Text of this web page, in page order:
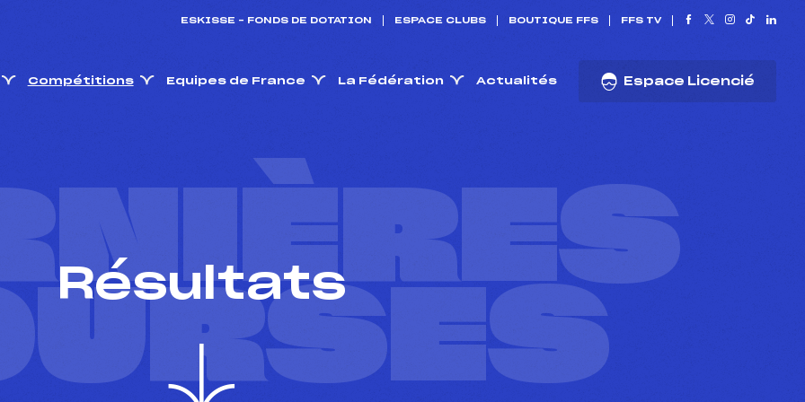
ESKISSE – FONDS DE DOTATION ESPACE CLUBS BOUTIQUE FFS FFS TV
Compétitions Equipes de France La Fédération Actualités Espace Licencié
Résultats